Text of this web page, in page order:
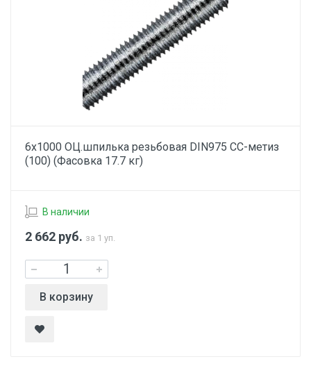
6х1000 ОЦ.шпилька резьбовая DIN975 СС-метиз
(100) (Фасовка 17.7 кг)
В наличии
2 662 руб. за 1 уп.
В корзину